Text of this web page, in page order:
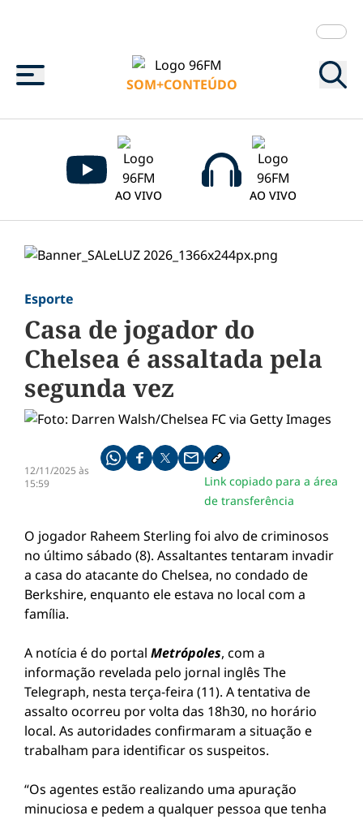
Menu
SOM+CONTEÚDO
AO VIVO AO VIVO
Esporte
Casa de jogador do
Chelsea é assaltada pela
segunda vez
12/11/2025 às
15:59
Compartilhe pelo whatsapp
Compartilhar no facebook
Compartilhar no twitter
Compartilhe pelo email
Copiar link da notícia
Link copiado para a área
de transferência
O jogador Raheem Sterling foi alvo de criminosos
no último sábado (8). Assaltantes tentaram invadir
a casa do atacante do Chelsea, no condado de
Berkshire, enquanto ele estava no local com a
família.
A notícia é do portal Metrópoles, com a
informação revelada pelo jornal inglês The
Telegraph, nesta terça-feira (11). A tentativa de
assalto ocorreu por volta das 18h30, no horário
local. As autoridades confirmaram a situação e
trabalham para identificar os suspeitos.
“Os agentes estão realizando uma apuração
minuciosa e pedem a qualquer pessoa que tenha